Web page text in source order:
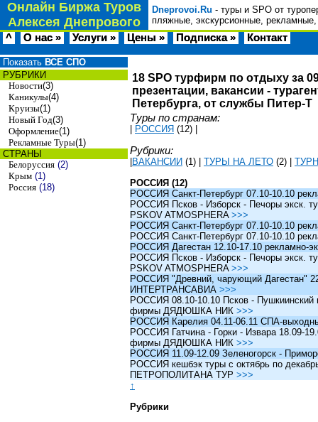
Онлайн Биржа Туров
Алексея Днепрового
Dneprovoi.Ru - туры и SPO от
пляжные, экскурсионные,
^ О нас » Услуги » Цены » Подписка » Контакт
Показать ВСЕ СПО
РУБРИКИ
Новости(3)
Каникулы(4)
Круизы(1)
Новый Год(3)
Оформление(1)
Рекламные Туры(1)
СТРАНЫ
Белоруссия (2)
Крым (1)
Россия (18)
18 SPO турфирм по отдыху за
презентации, вакансии -
Петербурга, от службы Питер-Т
Туры по странам:
РОССИЯ (12)
Рубрики:
ВАКАНСИИ (1) ТУРЫ НА ЛЕТО (2)
РОССИЯ (12)
РОССИЯ Санкт-Петербург 07.10-10.10
РОССИЯ Псков - Изборск - Печоры экск.
PSKOV ATMOSPHERA >>>
РОССИЯ Санкт-Петербург 07.10-10.10
РОССИЯ Санкт-Петербург 07.10-10.10
РОССИЯ Дагестан 12.10-17.10 рекламно-
РОССИЯ Псков - Изборск - Печоры экск.
PSKOV ATMOSPHERA >>>
РОССИЯ "Древний, чарующий Дагестан"
ИНТЕРТРАНСАВИА >>>
РОССИЯ 08.10-10.10 Псков - Пушкиинский
фирмы ДЯДЮШКА НИК >>>
РОССИЯ Карелия 04.11-06.11 СПА-
РОССИЯ Гатчина - Горки - Извара 18.09-
фирмы ДЯДЮШКА НИК >>>
РОССИЯ 11.09-12.09 Зеленогорск -
РОССИЯ кешбэк туры c октябрь по
ПЕТРОПОЛИТАНА ТУР >>>
↑
Рубрики